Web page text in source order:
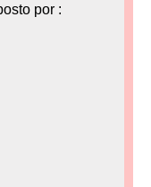
por :